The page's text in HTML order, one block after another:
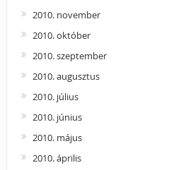
2010. november
2010. október
2010. szeptember
2010. augusztus
2010. július
2010. június
2010. május
2010. április